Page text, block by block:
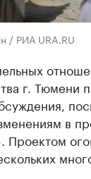
/ РИА URA.RU
г. Тюмени
в